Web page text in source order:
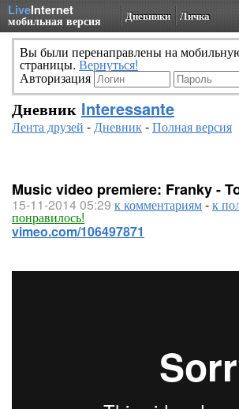
LiveInternet
мобильная версия Дневники Личка
Вы были перенаправлены на
страницы. Вернуться!
Авторизация
Дневник Interessante
Лента друзей -Дневник-Полная версия
Music video premiere: Franky -
15-11-2014 05:29 к комментариям-к
понравилось!
vimeo.com/106497871